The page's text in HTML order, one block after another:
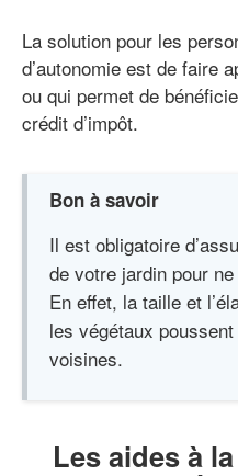
La solution pour les
d’autonomie est de faire
ou qui permet de
crédit d’impôt.
Bon à savoir
Il est obligatoire
de votre jardin pour
En effet, la taille et
les végétaux
voisines.
Les aides à